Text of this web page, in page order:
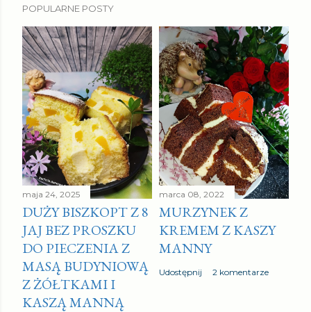
POPULARNE POSTY
maja 24, 2025
DUŻY BISZKOPT Z 8
JAJ BEZ PROSZKU
DO PIECZENIA Z
MASĄ BUDYNIOWĄ
Z ŻÓŁTKAMI I
KASZĄ MANNĄ
marca 08, 2022
MURZYNEK Z
KREMEM Z KASZY
MANNY
Udostępnij 2 komentarze